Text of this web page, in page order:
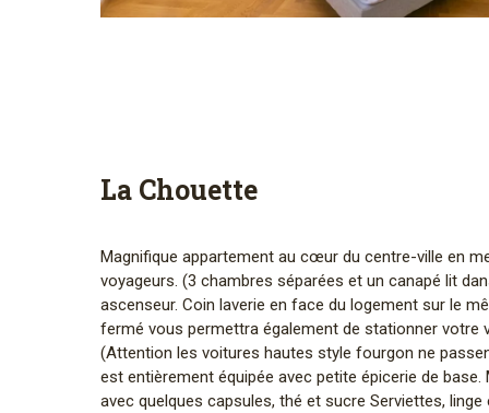
La Chouette
Magnifique appartement au cœur du centre-ville en
voyageurs. (3 chambres séparées et un canapé lit
ascenseur. Coin laverie en face du logement sur le
fermé vous permettra également de stationner votre
(Attention les voitures hautes style fourgon ne
est entièrement équipée avec petite épicerie de base.
avec quelques capsules, thé et sucre Serviettes,